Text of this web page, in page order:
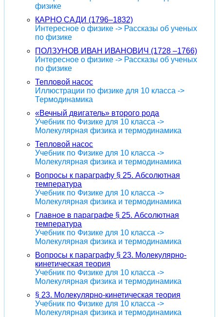
физике
КАРНО САДИ (1796–1832)
Интересное о физике -> Рассказы об ученых
по физике
ПОЛЗУНОВ ИВАН ИВАНОВИЧ (1728 –1766)
Интересное о физике -> Рассказы об ученых
по физике
Тепловой насос
Иллюстрации по физике для 10 класса ->
Термодинамика
«Вечный двигатель» второго рода
Учебник по Физике для 10 класса ->
Молекулярная физика и термодинамика
Тепловой насос
Учебник по Физике для 10 класса ->
Молекулярная физика и термодинамика
Вопросы к параграфу § 25. Абсолютная
температура
Учебник по Физике для 10 класса ->
Молекулярная физика и термодинамика
Главное в параграфе § 25. Абсолютная
температура
Учебник по Физике для 10 класса ->
Молекулярная физика и термодинамика
Вопросы к параграфу § 23. Молекулярно-
кинетическая теория
Учебник по Физике для 10 класса ->
Молекулярная физика и термодинамика
§ 23. Молекулярно-кинетическая теория
Учебник по Физике для 10 класса ->
Молекулярная физика и термодинамика